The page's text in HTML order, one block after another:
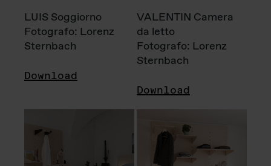
LUIS Soggiorno
Fotografo: Lorenz
Sternbach
Download
VALENTIN Camera
da letto
Fotografo: Lorenz
Sternbach
Download